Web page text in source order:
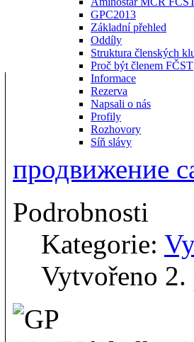
GPC2013
Základní přehled
Oddíly
Struktura členských
Proč být členem FČST
Informace
Rezerva
Napsali o nás
Profily
Rozhovory
Síň slávy
продвижение
Podrobnosti
Kategorie:
Vytvořeno 2.